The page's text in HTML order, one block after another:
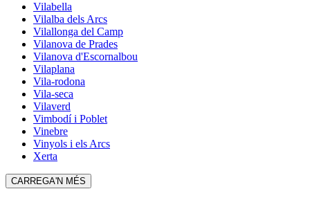
Vilabella
Vilalba dels Arcs
Vilallonga del Camp
Vilanova de Prades
Vilanova d'Escornalbou
Vilaplana
Vila-rodona
Vila-seca
Vilaverd
Vimbodí i Poblet
Vinebre
Vinyols i els Arcs
Xerta
CARREGA'N MÉS